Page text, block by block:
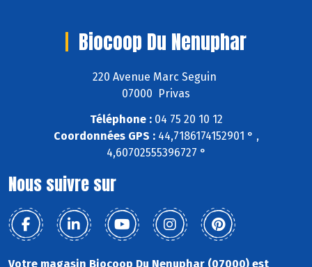
Biocoop Du Nenuphar
220 Avenue Marc Seguin
07000 Privas
Téléphone :04 75 20 10 12
Coordonnées GPS :44,7186174152901 ° ,
4,60702555396727 °
Nous suivre sur
Votre magasin Biocoop Du Nenuphar (07000) est